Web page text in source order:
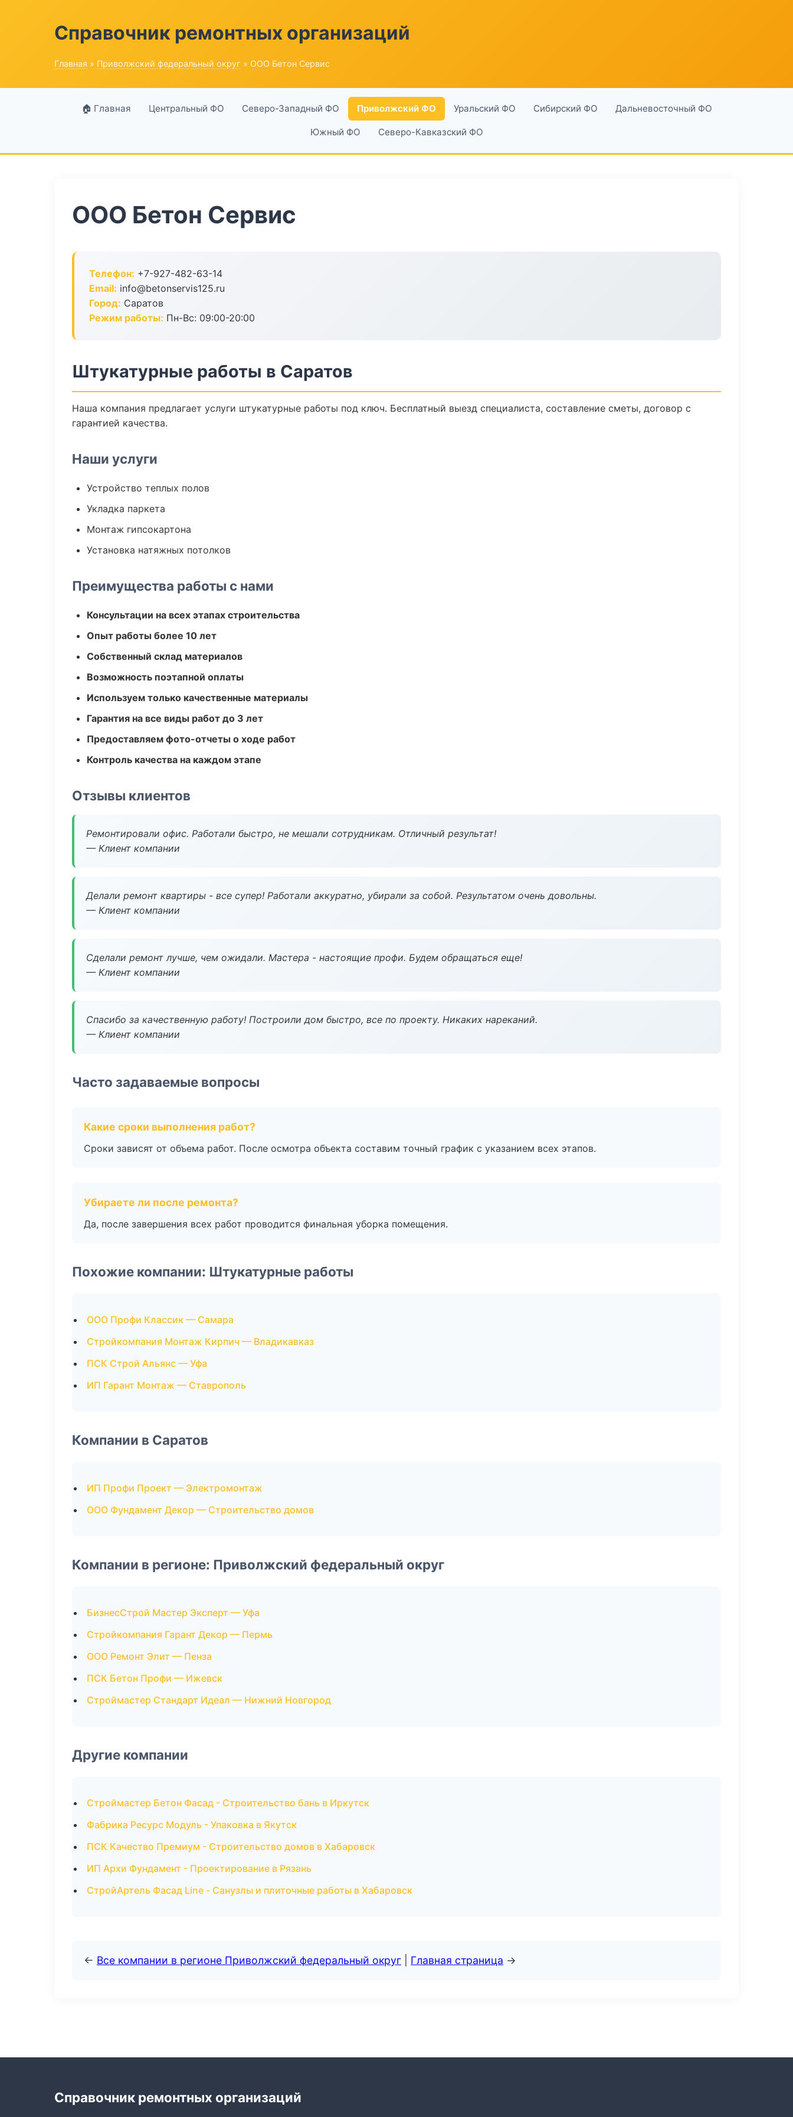
Справочник ремонтных организаций
Главная » Приволжский федеральный округ » ООО Бетон Сервис
🏠 Главная Центральный ФО Северо-Западный ФО Приволжский ФО Уральский ФО Сибирский ФО Дальневосточный ФО
Южный ФО Северо-Кавказский ФО
ООО Бетон Сервис
Телефон: +7-927-482-63-14
Email: info@betonservis125.ru
Город: Саратов
Режим работы: Пн-Вс: 09:00-20:00
Штукатурные работы в Саратов
Наша компания предлагает услуги штукатурные работы под ключ. Бесплатный выезд специалиста, составление сметы, договор с
гарантией качества.
Наши услуги
Устройство теплых полов
Укладка паркета
Монтаж гипсокартона
Установка натяжных потолков
Преимущества работы с нами
Консультации на всех этапах строительства
Опыт работы более 10 лет
Собственный склад материалов
Возможность поэтапной оплаты
Используем только качественные материалы
Гарантия на все виды работ до 3 лет
Предоставляем фото-отчеты о ходе работ
Контроль качества на каждом этапе
Отзывы клиентов
Ремонтировали офис. Работали быстро, не мешали сотрудникам. Отличный результат!
— Клиент компании
Делали ремонт квартиры - все супер! Работали аккуратно, убирали за собой. Результатом очень довольны.
— Клиент компании
Сделали ремонт лучше, чем ожидали. Мастера - настоящие профи. Будем обращаться еще!
— Клиент компании
Спасибо за качественную работу! Построили дом быстро, все по проекту. Никаких нареканий.
— Клиент компании
Часто задаваемые вопросы
Какие сроки выполнения работ?
Сроки зависят от объема работ. После осмотра объекта составим точный график с указанием всех этапов.
Убираете ли после ремонта?
Да, после завершения всех работ проводится финальная уборка помещения.
Похожие компании: Штукатурные работы
ООО Профи Классик — Самара
Стройкомпания Монтаж Кирпич — Владикавказ
ПСК Строй Альянс — Уфа
ИП Гарант Монтаж — Ставрополь
Компании в Саратов
ИП Профи Проект — Электромонтаж
ООО Фундамент Декор — Строительство домов
Компании в регионе: Приволжский федеральный округ
БизнесСтрой Мастер Эксперт — Уфа
Стройкомпания Гарант Декор — Пермь
ООО Ремонт Элит — Пенза
ПСК Бетон Профи — Ижевск
Строймастер Стандарт Идеал — Нижний Новгород
Другие компании
Строймастер Бетон Фасад - Строительство бань в Иркутск
Фабрика Ресурс Модуль - Упаковка в Якутск
ПСК Качество Премиум - Строительство домов в Хабаровск
ИП Архи Фундамент - Проектирование в Рязань
СтройАртель Фасад Line - Санузлы и плиточные работы в Хабаровск
← Все компании в регионе Приволжский федеральный округ Главная страница →
Справочник ремонтных организаций